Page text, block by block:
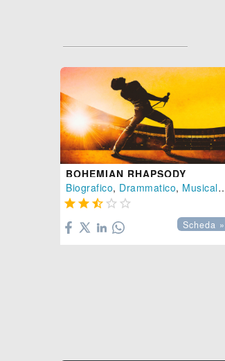
BOHEMIAN RHAPSODY
Biografico, Drammatico, Musicale
    
Scheda »